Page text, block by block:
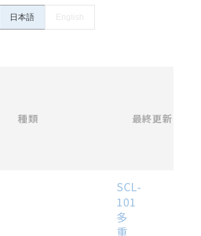
ですので、ご採用に際しては機器・装
性をご確認のうえご使用ください。・
めて当サイトの掲載内容をご確認のう
日本語 English
種類 最終更新
SCL-
101
多
重